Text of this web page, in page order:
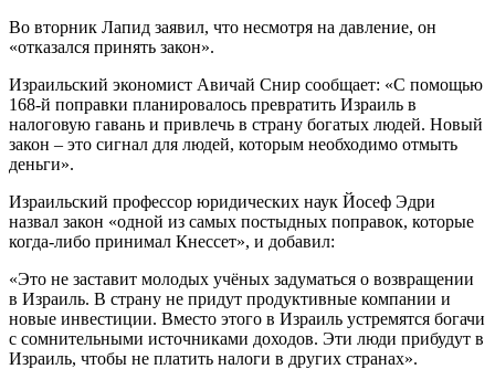
Во вторник Лапид заявил, что несмотря на давление, он
«отказался принять закон».
Израильский экономист Авичай Снир сообщает: «С помощью
168-й поправки планировалось превратить Израиль в
налоговую гавань и привлечь в страну богатых людей. Новый
закон – это сигнал для людей, которым необходимо отмыть
деньги».
Израильский профессор юридических наук Йосеф Эдри
назвал закон «одной из самых постыдных поправок, которые
когда-либо принимал Кнессет», и добавил:
«Это не заставит молодых учёных задуматься о возвращении
в Израиль. В страну не придут продуктивные компании и
новые инвестиции. Вместо этого в Израиль устремятся богачи
с сомнительными источниками доходов. Эти люди прибудут в
Израиль, чтобы не платить налоги в других странах».